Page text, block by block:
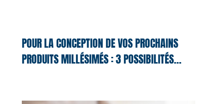
POUR LA CONCEPTION DE VOS PROCHAINS
PRODUITS MILLÉSIMÉS : 3 POSSIBILITÉS…